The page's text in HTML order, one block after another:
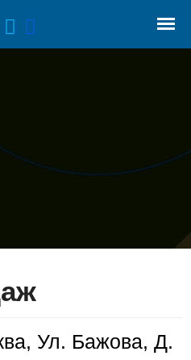
Ул. Бажова, Д.